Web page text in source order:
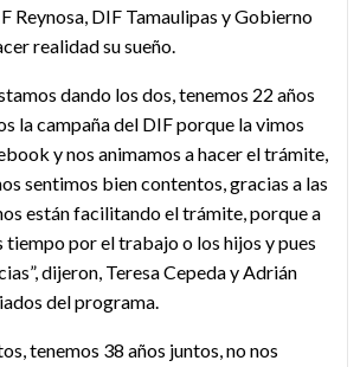
Reynosa, DIF Tamaulipas y Gobierno
realidad su sueño.
dando los dos, tenemos 22 años
la campaña del DIF porque la vimos
y nos animamos a hacer el trámite,
sentimos bien contentos, gracias a las
están facilitando el trámite, porque a
tiempo por el trabajo o los hijos y pues
dijeron, Teresa Cepeda y Adrián
del programa.
tenemos 38 años juntos, no nos